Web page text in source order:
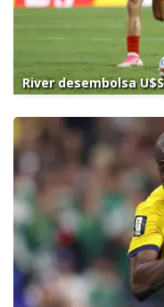
River desembolsa